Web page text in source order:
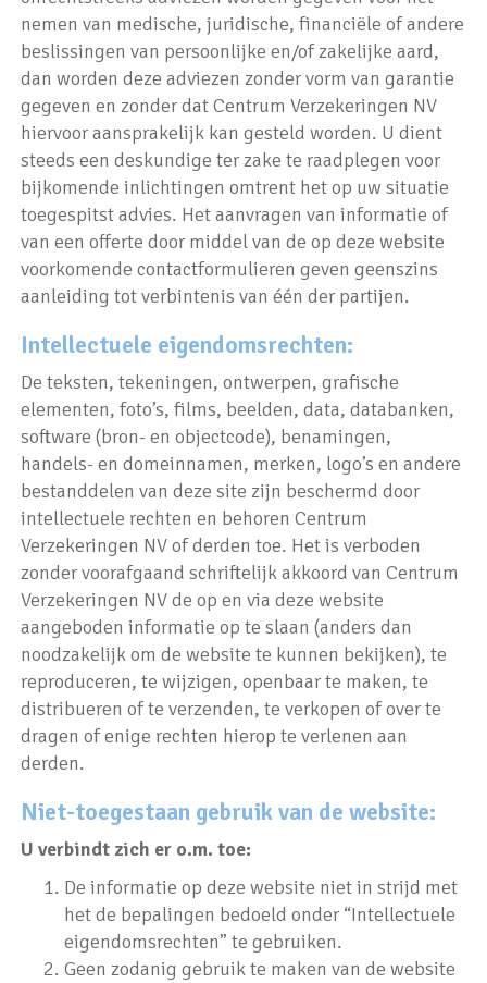
nemen van medische, juridische, financiële of andere
beslissingen van persoonlijke en/of zakelijke aard,
dan worden deze adviezen zonder vorm van garantie
gegeven en zonder dat Centrum Verzekeringen NV
hiervoor aansprakelijk kan gesteld worden. U dient
steeds een deskundige ter zake te raadplegen voor
bijkomende inlichtingen omtrent het op uw situatie
toegespitst advies. Het aanvragen van informatie of
van een offerte door middel van de op deze website
voorkomende contactformulieren geven geenszins
aanleiding tot verbintenis van één der partijen.
Intellectuele eigendomsrechten:
De teksten, tekeningen, ontwerpen, grafische
elementen, foto’s, films, beelden, data, databanken,
software (bron- en objectcode), benamingen,
handels- en domeinnamen, merken, logo’s en andere
bestanddelen van deze site zijn beschermd door
intellectuele rechten en behoren Centrum
Verzekeringen NV of derden toe. Het is verboden
zonder voorafgaand schriftelijk akkoord van Centrum
Verzekeringen NV de op en via deze website
aangeboden informatie op te slaan (anders dan
noodzakelijk om de website te kunnen bekijken), te
reproduceren, te wijzigen, openbaar te maken, te
distribueren of te verzenden, te verkopen of over te
dragen of enige rechten hierop te verlenen aan
derden.
Niet-toegestaan gebruik van de website:
U verbindt zich er o.m. toe:
De informatie op deze website niet in strijd met
het de bepalingen bedoeld onder “Intellectuele
eigendomsrechten” te gebruiken.
Geen zodanig gebruik te maken van de website